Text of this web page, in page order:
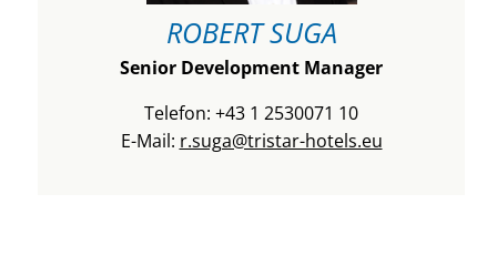
ROBERT SUGA
Senior Development Manager
Telefon: +43 1 2530071 10
E-Mail: r.suga@tristar-hotels.eu